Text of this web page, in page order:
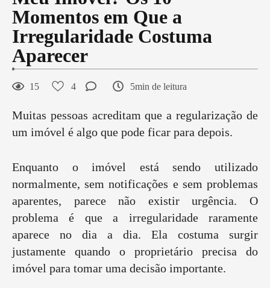
Momentos em Que a
Irregularidade Costuma
Aparecer
15 4 5min de leitura
Muitas pessoas acreditam que a regularização de
um imóvel é algo que pode ficar para depois.
Enquanto o imóvel está sendo utilizado
normalmente, sem notificações e sem problemas
aparentes, parece não existir urgência. O
problema é que a irregularidade raramente
aparece no dia a dia. Ela costuma surgir
justamente quando o proprietário precisa do
imóvel para tomar uma decisão importante.